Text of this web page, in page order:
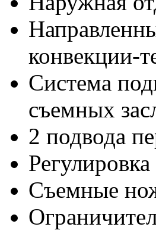
конвекции-
Система
съемных
2 подвода
Съемные